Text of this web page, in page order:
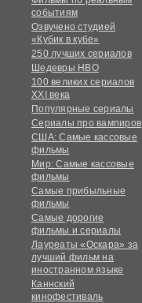
событиям
Озвучено студией
«Кубик в кубе»
250 лучших сериалов
Шедевры HBO
100 великих сериалов
XXI века
Популярные сериалы
Сериалы про вампиров
США: Самые кассовые
фильмы
Мир: Самые кассовые
фильмы
Самые прибыльные
фильмы
Самые дорогие
фильмы и сериалы
Лауреаты «Оскара» за
лучший фильм на
иностранном языке
Каннский
кинофестиваль